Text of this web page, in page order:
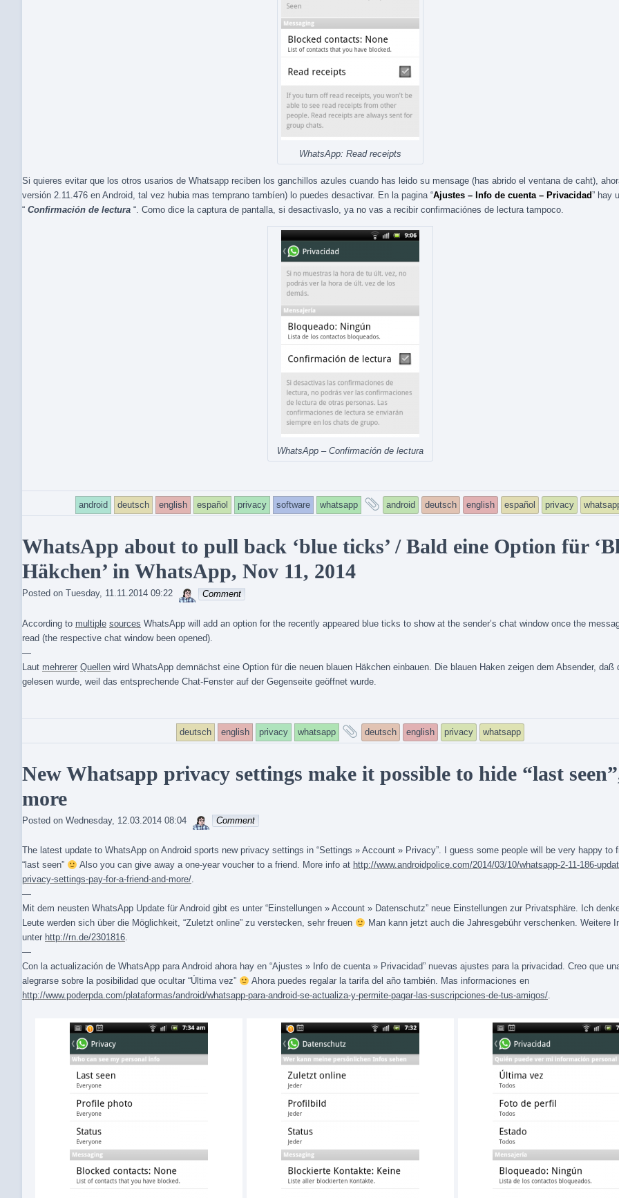
WhatsApp: Read receipts
Si quieres evitar que los otros usarios de Whatsapp reciben los ganchillos azules cuando has leido su mensage (has abrido el ventana de caht),
versión 2.11.476 en Android, tal vez hubia mas temprano tambíen) lo puedes desactivar. En la pagina “Ajustes – Info de cuenta – Privacidad” hay
“ Confirmación de lectura “. Como dice la captura de pantalla, si desactivaslo, ya no vas a recibir confirmaciónes de lectura tampoco.
WhatsApp – Confirmación de lectura
android deutsch english español privacy software whatsapp
and
android deutsch english español privacy
WhatsApp about to pull back ‘blue ticks’ / Bald eine Option für
Häkchen’ in WhatsApp, Nov 11, 2014
Posted on Tuesday, 11.11.2014 09:22 sebrem
Comment
According to multiple sources WhatsApp will add an option for the recently appeared blue ticks to show at the sender’s chat window once the
read (the respective chat window been opened).
—
Laut mehrerer Quellen wird WhatsApp demnächst eine Option für die neuen blauen Häkchen einbauen. Die blauen Haken zeigen dem Absender, daß
gelesen wurde, weil das entsprechende Chat-Fenster auf der Gegenseite geöffnet wurde.
deutsch english privacy whatsapp
and
deutsch english privacy whatsapp
New Whatsapp privacy settings make it possible to hide “last
more
Posted on Wednesday, 12.03.2014 08:04 sebrem
Comment
The latest update to WhatsApp on Android sports new privacy settings in “Settings » Account » Privacy”. I guess some people will be very happy to
“last seen”
Also you can give away a one-year voucher to a friend. More info at http://www.androidpolice.com/2014/03/10/whatsapp-2-11-186-
privacy-settings-pay-for-a-friend-and-more/.
—
Mit dem neusten WhatsApp Update für Android gibt es unter “Einstellungen » Account » Datenschutz” neue Einstellungen zur Privatsphäre. Ich
Leute werden sich über die Möglichkeit, “Zuletzt online” zu verstecken, sehr freuen
Man kann jetzt auch die Jahresgebühr verschenken. Weitere
unter http://rn.de/2301816.
—
Con la actualización de WhatsApp para Android ahora hay en “Ajustes » Info de cuenta » Privacidad” nuevas ajustes para la privacidad. Creo que
alegrarse sobre la posibilidad que ocultar “Última vez”
Ahora puedes regalar la tarifa del año también. Mas informaciones en
http://www.poderpda.com/plataformas/android/whatsapp-para-android-se-actualiza-y-permite-pagar-las-suscripciones-de-tus-amigos/.